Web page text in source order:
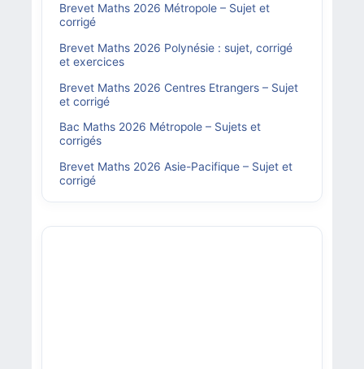
Brevet Maths 2026 Métropole – Sujet et
corrigé
Brevet Maths 2026 Polynésie : sujet, corrigé
et exercices
Brevet Maths 2026 Centres Etrangers – Sujet
et corrigé
Bac Maths 2026 Métropole – Sujets et
corrigés
Brevet Maths 2026 Asie-Pacifique – Sujet et
corrigé